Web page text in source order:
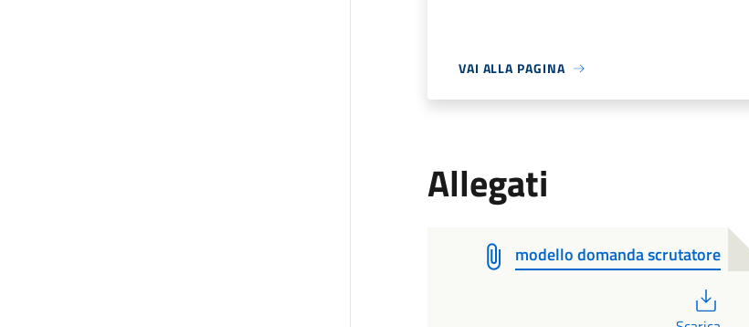
VAI ALLA PAGINA
Allegati
modello domanda scrutatore